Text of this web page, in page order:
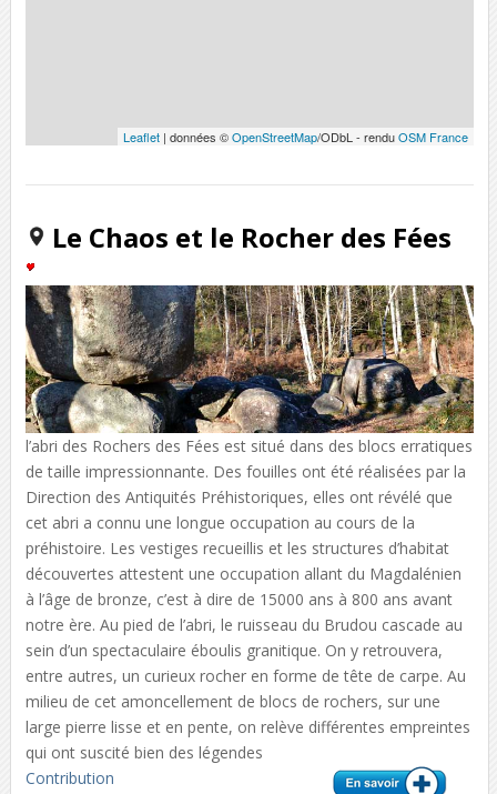
Leaflet | données ©OpenStreetMap/ODbL - renduOSM France
Le Chaos et le Rocher des Fées
l’abri des Rochers des Fées est situé dans des blocs erratiques
de taille impressionnante. Des fouilles ont été réalisées par la
Direction des Antiquités Préhistoriques, elles ont révélé que
cet abri a connu une longue occupation au cours de la
préhistoire. Les vestiges recueillis et les structures d’habitat
découvertes attestent une occupation allant du Magdalénien
à l’âge de bronze, c’est à dire de 15000 ans à 800 ans avant
notre ère. Au pied de l’abri, le ruisseau du Brudou cascade au
sein d’un spectaculaire éboulis granitique. On y retrouvera,
entre autres, un curieux rocher en forme de tête de carpe. Au
milieu de cet amoncellement de blocs de rochers, sur une
large pierre lisse et en pente, on relève différentes empreintes
qui ont suscité bien des légendes
Contribution